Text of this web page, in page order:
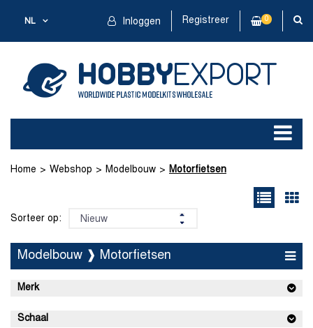
NL Inloggen Registreer 0
Home Webshop Modelbouw Motorfietsen
Sorteer op:
Modelbouw ❱ Motorfietsen
Merk
Schaal